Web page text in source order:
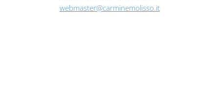
webmaster@carminemolisso.it